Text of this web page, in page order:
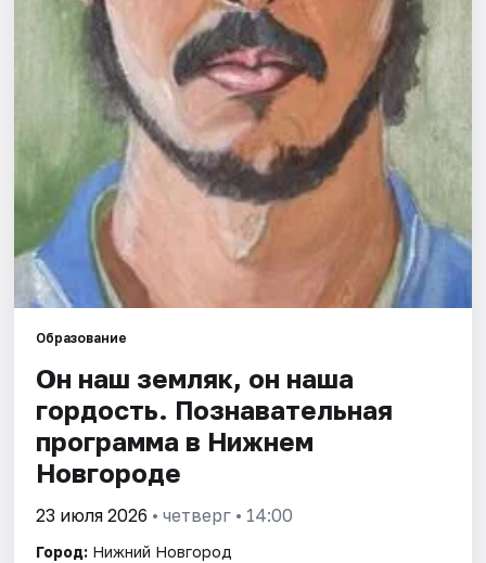
Площадки
Артисты
Рейтинги
Образование
Он наш земляк, он наша
гордость. Познавательная
программа в Нижнем
Новгороде
23 июля 2026 • четверг • 14:00
Город: Нижний Новгород